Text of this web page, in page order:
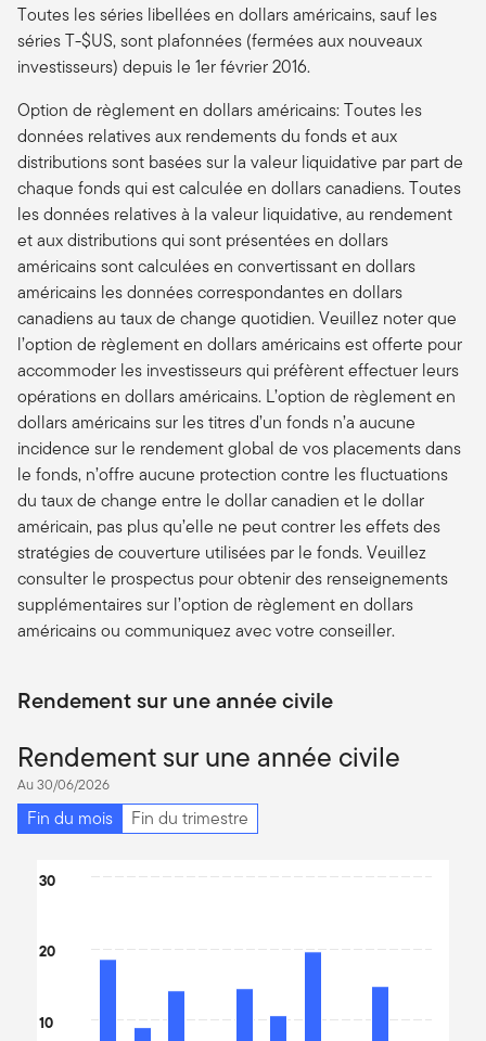
Toutes les séries libellées en dollars américains, sauf les
séries T-$US, sont plafonnées (fermées aux nouveaux
investisseurs) depuis le 1er février 2016.
Option de règlement en dollars américains: Toutes les
données relatives aux rendements du fonds et aux
distributions sont basées sur la valeur liquidative par part de
chaque fonds qui est calculée en dollars canadiens. Toutes
les données relatives à la valeur liquidative, au rendement
et aux distributions qui sont présentées en dollars
américains sont calculées en convertissant en dollars
américains les données correspondantes en dollars
canadiens au taux de change quotidien. Veuillez noter que
l’option de règlement en dollars américains est offerte pour
accommoder les investisseurs qui préfèrent effectuer leurs
opérations en dollars américains. L’option de règlement en
dollars américains sur les titres d’un fonds n’a aucune
incidence sur le rendement global de vos placements dans
le fonds, n’offre aucune protection contre les fluctuations
du taux de change entre le dollar canadien et le dollar
américain, pas plus qu’elle ne peut contrer les effets des
stratégies de couverture utilisées par le fonds. Veuillez
consulter le prospectus pour obtenir des renseignements
supplémentaires sur l’option de règlement en dollars
américains ou communiquez avec votre conseiller.
Rendement sur une année civile
Rendement sur une année civile
Au 30/06/2026
Fin du mois Fin du trimestre
The chart has 1 Y axis displaying values. Data ranges from -
10
20
30